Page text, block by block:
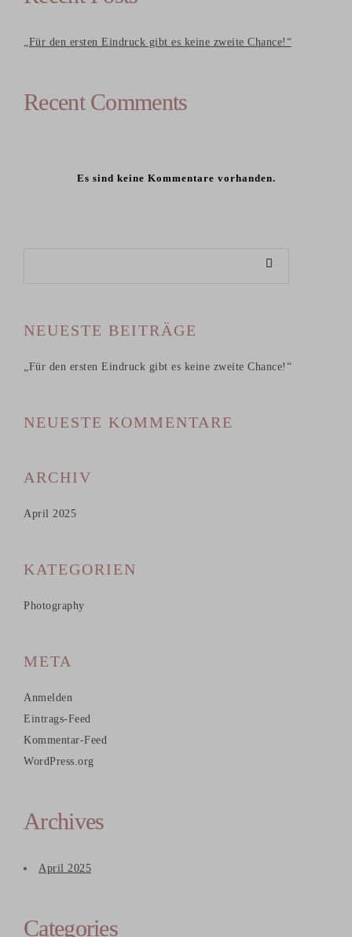
„Für den ersten Eindruck gibt es keine zweite Chance!“
Recent Comments
Es sind keine Kommentare vorhanden.
NEUESTE BEITRÄGE
„Für den ersten Eindruck gibt es keine zweite Chance!“
NEUESTE KOMMENTARE
ARCHIV
April 2025
KATEGORIEN
Photography
META
Anmelden
Eintrags-Feed
Kommentar-Feed
WordPress.org
Archives
April 2025
Categories